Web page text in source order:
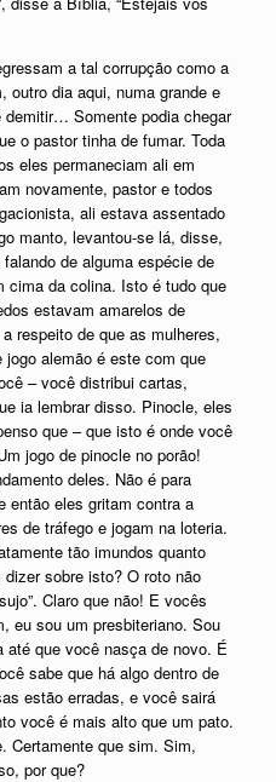
a tal corrupção como a
dia aqui, numa grande e
Somente podia chegar
o pastor tinha de fumar. Toda
eles permaneciam ali em
novamente, pastor e todos
ali estava assentado
manto, levantou-se lá, disse,
falando de alguma espécie de
cima da colina. Isto é tudo que
estavam amarelos de
respeito de que as mulheres,
alemão é este com que
– você distribui cartas,
ia lembrar disso. Pinocle, eles
que – que isto é onde você
jogo de pinocle no porão!
deles. Não é para
então eles gritam contra a
de tráfego e jogam na loteria.
tão imundos quanto
sobre isto? O roto não
Claro que não! E vocês
eu sou um presbiteriano. Sou
até que você nasça de novo. É
sabe que há algo dentro de
estão erradas, e você sairá
você é mais alto que um pato.
Certamente que sim. Sim,
por que?